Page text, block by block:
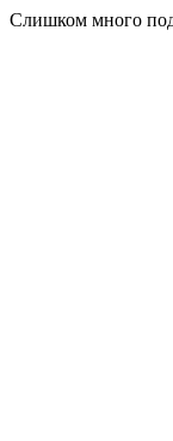
Слишком много